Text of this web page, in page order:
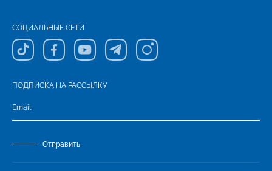
СОЦИАЛЬНЫЕ СЕТИ
ПОДПИСКА НА РАССЫЛКУ
Отправить